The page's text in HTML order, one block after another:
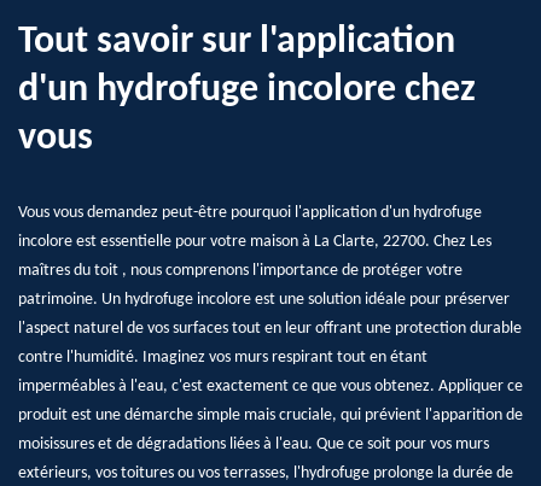
Tout savoir sur l'application
d'un hydrofuge incolore chez
vous
Vous vous demandez peut-être pourquoi l'application d'un hydrofuge
incolore est essentielle pour votre maison à La Clarte, 22700. Chez Les
maîtres du toit , nous comprenons l'importance de protéger votre
patrimoine. Un hydrofuge incolore est une solution idéale pour préserver
l'aspect naturel de vos surfaces tout en leur offrant une protection durable
contre l'humidité. Imaginez vos murs respirant tout en étant
imperméables à l'eau, c'est exactement ce que vous obtenez. Appliquer ce
produit est une démarche simple mais cruciale, qui prévient l'apparition de
moisissures et de dégradations liées à l'eau. Que ce soit pour vos murs
extérieurs, vos toitures ou vos terrasses, l'hydrofuge prolonge la durée de